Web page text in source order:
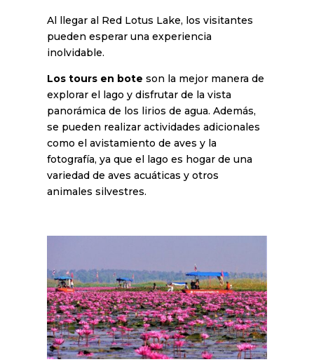
Al llegar al Red Lotus Lake, los visitantes
pueden esperar una experiencia
inolvidable.
Los tours en bote son la mejor manera de
explorar el lago y disfrutar de la vista
panorámica de los lirios de agua. Además,
se pueden realizar actividades adicionales
como el avistamiento de aves y la
fotografía, ya que el lago es hogar de una
variedad de aves acuáticas y otros
animales silvestres.